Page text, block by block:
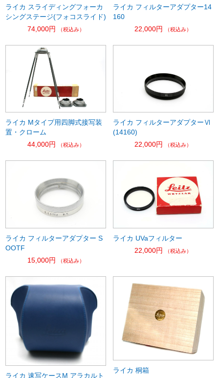
ライカ スライディングフォーカ
シングステージ(フォコスライド)
74,000円
（税込み）
ライカ フィルターアダプター14
160
22,000円
（税込み）
ライカ Mタイプ用四脚式接写装
置・クローム
44,000円
（税込み）
ライカ フィルターアダプターⅥ
(14160)
22,000円
（税込み）
ライカ フィルターアダプター S
OOTF
15,000円
（税込み）
ライカ UVaフィルター
22,000円
（税込み）
ライカ 速写ケースM アラカルト
ライカ 桐箱